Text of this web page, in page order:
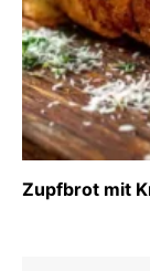
Zupfbrot mit